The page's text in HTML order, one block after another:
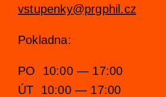
Komorní soubory
Správní a dozorčí orgány
Historie
Lobkowicz abonmá
Finanční dar
Koncerty pro děti v Rudolfinu
Talent Prahy 5
vstupenky@prgphil.cz
Pokladna:
PO 10:00 — 17:00
ÚT 10:00 — 17:00